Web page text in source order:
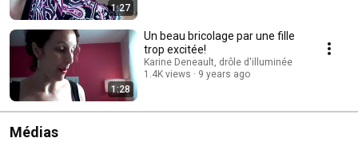
1:27
1:28
Un beau bricolage par une fille
trop excitée!
Karine Deneault, drôle d'illuminée
1.4K views
9 years ago
Médias